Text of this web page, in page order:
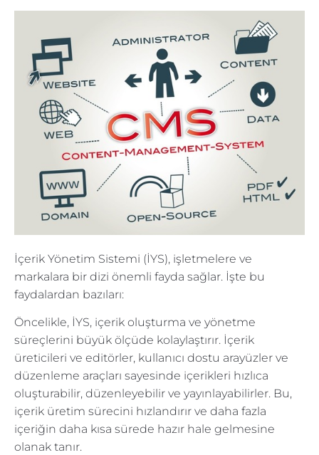
İçerik Yönetim Sistemi (İYS), işletmelere ve
markalara bir dizi önemli fayda sağlar. İşte bu
faydalardan bazıları:
Öncelikle, İYS, içerik oluşturma ve yönetme
süreçlerini büyük ölçüde kolaylaştırır. İçerik
üreticileri ve editörler, kullanıcı dostu arayüzler ve
düzenleme araçları sayesinde içerikleri hızlıca
oluşturabilir, düzenleyebilir ve yayınlayabilirler. Bu,
içerik üretim sürecini hızlandırır ve daha fazla
içeriğin daha kısa sürede hazır hale gelmesine
olanak tanır.